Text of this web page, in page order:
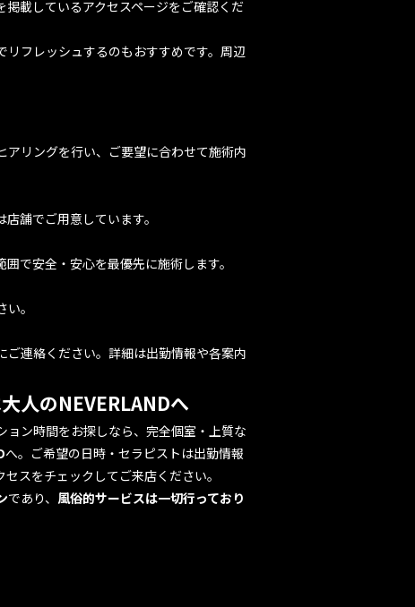
掲載しているアクセスページをご確認くだ
フレッシュするのもおすすめです。周辺
リングを行い、ご要望に合わせて施術内
舗でご用意しています。
で安全・安心を最優先に施術します。
。
ご連絡ください。詳細は出勤情報や各案内
人のNEVERLANDへ
ョン時間をお探しなら、完全個室・上質な
へ。ご希望の日時・セラピストは出勤情報
セスをチェックしてご来店ください。
であり、 風俗的サービスは一切行っており